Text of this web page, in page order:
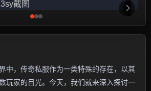
中，传奇私服作为一类特殊的存在，以其
玩家的目光。今天，我们就来深入探讨一